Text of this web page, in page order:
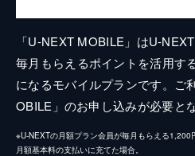
「U-NEXT MOBILE」はU-
毎月もらえるポイントを活用す
になるモバイルプランです。ご
OBILE」のお申し込みが必要と
※U-NEXTの月額プラン会員が毎月もらえる
月額基本料の支払いに充てた場合。